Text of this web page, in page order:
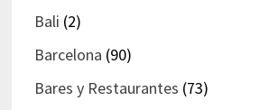
Bali (2)
Barcelona (90)
Bares y Restaurantes (73)